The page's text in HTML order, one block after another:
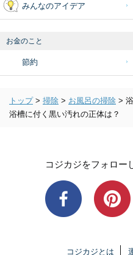
みんなのアイデア
お金のこと
節約
トップ > 掃除 > お風呂の掃除 >
浴槽に付く黒い汚れの正体は？
コジカジをフォロー
コジカジとは